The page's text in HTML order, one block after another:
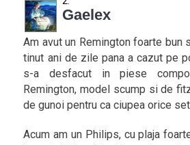
Gaelex
Am avut un Remington foarte bun
tinut ani de zile pana a cazut pe
s-a desfacut in piese
Remington, model scump si de
de gunoi pentru ca ciupea orice
Acum am un Philips, cu plaja